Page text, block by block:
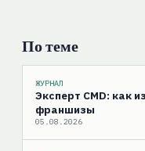
По теме
ЖУРНАЛ
Эксперт CMD: как
франшизы
05.08.2026